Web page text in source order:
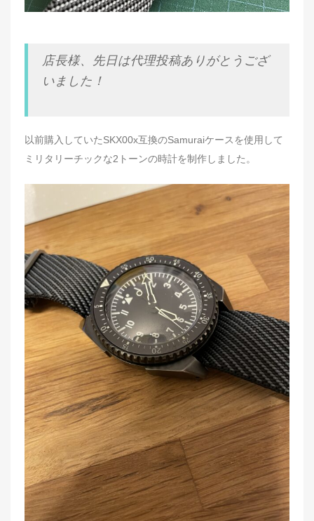
店長様、先日は代理投稿ありがとうござ
いました！
以前購入していたSKX00x互換のSamuraiケースを使用して
ミリタリーチックな2トーンの時計を制作しました。